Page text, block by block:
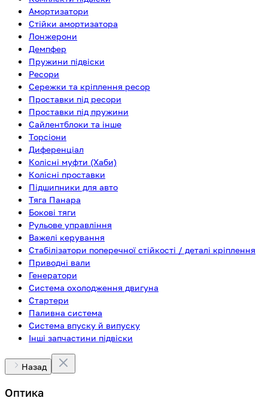
Амортизатори
Стійки амортизатора
Лонжерони
Демпфер
Пружини підвіски
Ресори
Сережки та кріплення ресор
Проставки під ресори
Проставки під пружини
Сайлентблоки та інше
Торсіони
Диференціал
Колісні муфти (Хаби)
Колісні проставки
Підшипники для авто
Тяга Панара
Бокові тяги
Рульове управління
Важелі керування
Стабілізатори поперечної стійкості / деталі кріплення
Приводні вали
Генератори
Система охолодження двигуна
Стартери
Паливна система
Система впуску й випуску
Інші запчастини підвіски
Назад
Оптика